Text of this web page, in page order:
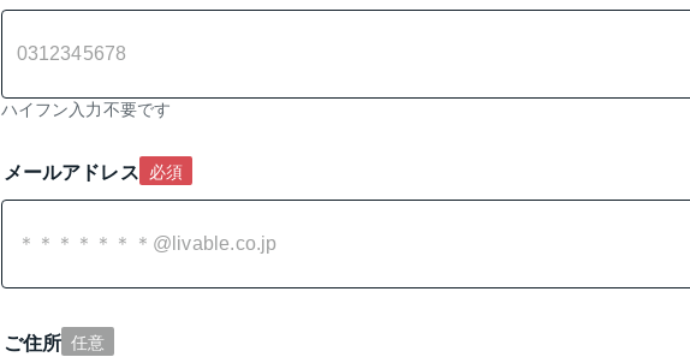
ハイフン入力不要です
メールアドレス 必須
ご住所 任意